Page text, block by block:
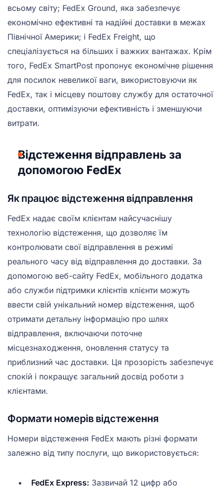
всьому світу; FedEx Ground, яка забезпечує
економічно ефективні та надійні доставки в межах
Північної Америки; і FedEx Freight, що
спеціалізується на більших і важких вантажах. Крім
того, FedEx SmartPost пропонує економічне рішення
для посилок невеликої ваги, використовуючи як
FedEx, так і місцеву поштову службу для остаточної
доставки, оптимізуючи ефективність і зменшуючи
витрати.
Відстеження відправлень за
допомогою FedEx
Як працює відстеження відправлення
FedEx надає своїм клієнтам найсучаснішу
технологію відстеження, що дозволяє їм
контролювати свої відправлення в режимі
реального часу від відправлення до доставки. За
допомогою веб-сайту FedEx, мобільного додатка
або служби підтримки клієнтів клієнти можуть
ввести свій унікальний номер відстеження, щоб
отримати детальну інформацію про шлях
відправлення, включаючи поточне
місцезнаходження, оновлення статусу та
приблизний час доставки. Ця прозорість забезпечує
спокій і покращує загальний досвід роботи з
клієнтами.
Формати номерів відстеження
Номери відстеження FedEx мають різні формати
залежно від типу послуги, що використовується:
FedEx Express: Зазвичай 12 цифр або